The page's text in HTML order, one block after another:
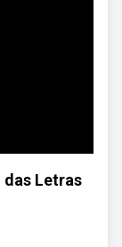
Letras